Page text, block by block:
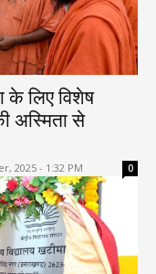
के लिए विशेष
अस्मिता से
2025 - 1:32 PM 0